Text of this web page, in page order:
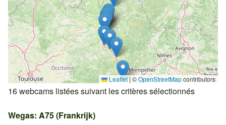
Leaflet | ©OpenStreetMapcontributors
16 webcams listées suivant les critères sélectionnés
Wegas: A75 (Frankrijk)